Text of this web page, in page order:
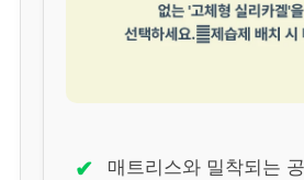
✔ 매트리스와 밀착되는